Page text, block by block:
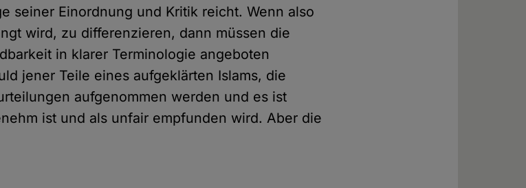
seiner Einordnung und Kritik reicht. Wenn also
wird, zu differenzieren, dann müssen die
in klarer Terminologie angeboten
jener Teile eines aufgeklärten Islams, die
aufgenommen werden und es ist
ist und als unfair empfunden wird. Aber die